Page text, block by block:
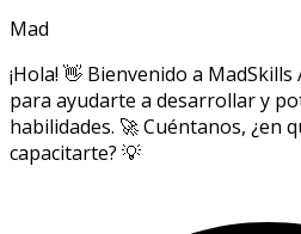
Mad
¡Hola! 👋 Bienvenido a
para ayudarte a desarrollar y
habilidades. 🚀 Cuéntanos, ¿en
capacitarte? 💡